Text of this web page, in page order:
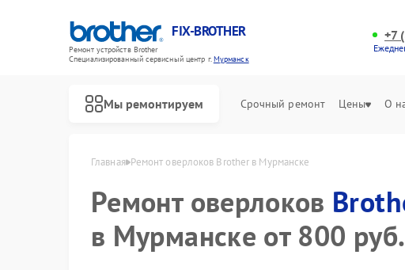
FIX-BROTHER
Ремонт устройств Brother
Специализированный cервисный центр г.Мурманск
+7
Мы ремонтируем Срочный ремонт Цены О
Главная Ремонт оверлоков Brother в Мурманске
Ремонт оверлоков
в Мурманске от 800 руб.